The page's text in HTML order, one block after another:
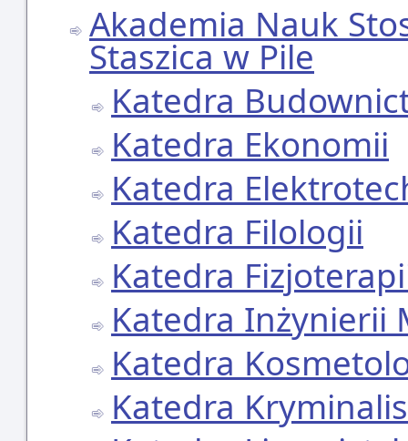
Akademia Nauk
Staszica w Pile
Katedra
Katedra Ekonomii
Katedra
Katedra Filologii
Katedra
Katedra Inżynierii
Katedra
Katedra